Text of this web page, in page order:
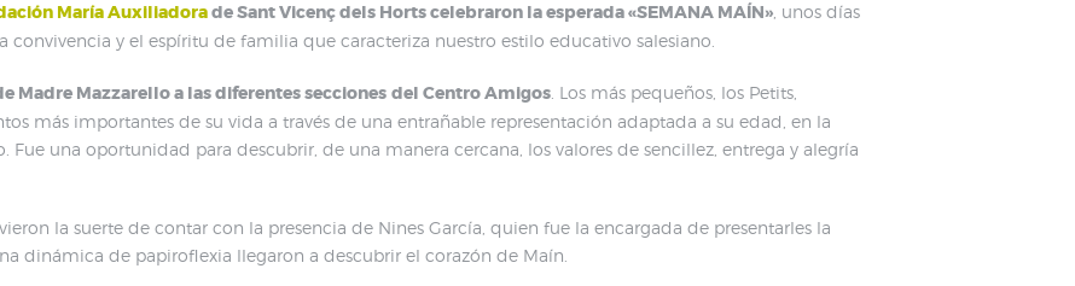
María Auxiliadorade Sant Vicenç dels Horts celebraron la esperada «SEMANA MAÍN» , unos días
convivencia y el espíritu de familia que caracteriza nuestro estilo educativo salesiano.
Madre Mazzarello a las diferentes secciones del Centro Amigos . Los más pequeños, los Petits,
más importantes de su vida a través de una entrañable representación adaptada a su edad, en la
una oportunidad para descubrir, de una manera cercana, los valores de sencillez, entrega y alegría
la suerte de contar con la presencia de Nines García, quien fue la encargada de presentarles la
dinámica de papiroflexia llegaron a descubrir el corazón de Maín.